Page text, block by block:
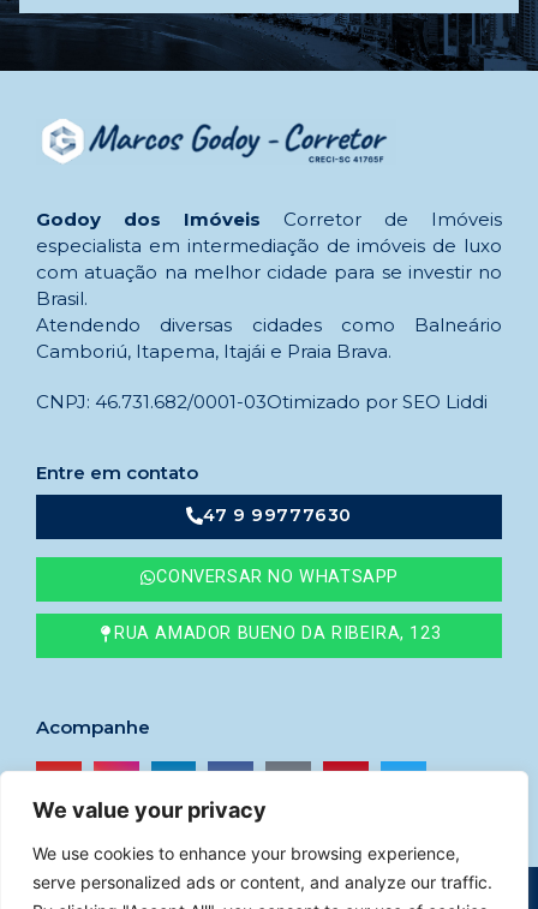
We value your privacy
We use cookies to enhance your browsing experience,
serve personalized ads or content, and analyze our traffic.
Godoy dos Imóveis Corretor de Imóveis
especialista em intermediação de imóveis de luxo
com atuação na melhor cidade para se investir no
Brasil.
Atendendo diversas cidades como Balneário
Camboriú, Itapema, Itajái e Praia Brava.
CNPJ: 46.731.682/0001-03Otimizado por SEO Liddi
Entre em contato
47 9 99777630
CONVERSAR NO WHATSAPP
RUA AMADOR BUENO DA RIBEIRA, 123
Acompanhe
© 2023 Imóveis Godoy CRECI nº 41765F